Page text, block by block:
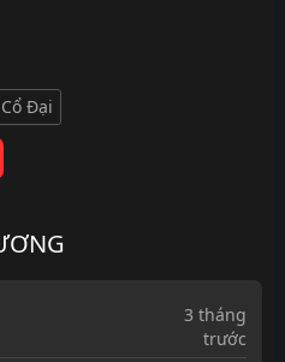
Cổ Đại
3 tháng
trước